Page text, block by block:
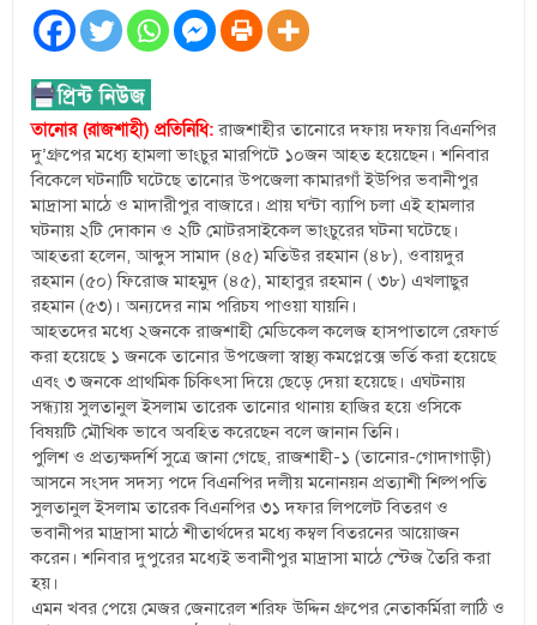
তানোর (রাজশাহী) প্রতিনিধি:রাজশাহীর তানোরে দফায় দফায় বিএনপির
দু’গ্রুপের মধ্যে হামলা ভাংচুর মারপিটে ১০জন আহত হয়েছেন। শনিবার
বিকেলে ঘটনাটি ঘটেছে তানোর উপজেলা কামারগাঁ ইউপির ভবানীপুর
মাদ্রাসা মাঠে ও মাদারীপুর বাজারে। প্রায় ঘন্টা ব্যাপি চলা এই হামলার
ঘটনায় ২টি দোকান ও ২টি মোটরসাইকেল ভাংচুরের ঘটনা ঘটেছে।
আহতরা হলেন, আব্দুস সামাদ (৪৫) মতিউর রহমান (৪৮), ওবায়দুর
রহমান (৫০) ফিরোজ মাহমুদ (৪৫), মাহাবুর রহমান ( ৩৮) এখলাছুর
রহমান (৫৩)। অন্যদের নাম পরিচয পাওয়া যায়নি।
আহতদের মধ্যে ২জনকে রাজশাহী মেডিকেল কলেজ হাসপাতালে রেফার্ড
করা হয়েছে ১ জনকে তানোর উপজেলা স্বাস্থ্য কমপ্লেক্সে ভর্তি করা হয়েছে
এবং ৩ জনকে প্রাথমিক চিকিৎসা দিয়ে ছেড়ে দেয়া হয়েছে। এঘটনায়
সন্ধ্যায় সুলতানুল ইসলাম তারেক তানোর থানায় হাজির হয়ে ওসিকে
বিষয়টি মৌখিক ভাবে অবহিত করেছেন বলে জানান তিনি।
পুলিশ ও প্রত্যক্ষদর্শি সুত্রে জানা গেছে, রাজশাহী-১ (তানোর-গোদাগাড়ী)
আসনে সংসদ সদস্য পদে বিএনপির দলীয় মনোনয়ন প্রত্যাশী শিল্পপতি
সুলতানুল ইসলাম তারেক বিএনপির ৩১ দফার লিপলেট বিতরণ ও
ভবানীপর মাদ্রাসা মাঠে শীতার্থদের মধ্যে কম্বল বিতরনের আয়োজন
করেন। শনিবার দুপুরের মধ্যেই ভবানীপুর মাদ্রাসা মাঠে স্টেজ তৈরি করা
হয়।
এমন খবর পেয়ে মেজর জেনারেল শরিফ উদ্দিন গ্রুপের নেতাকর্মিরা লাঠি ও